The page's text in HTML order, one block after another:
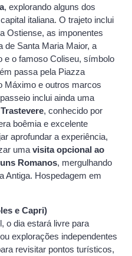
, explorando alguns dos
italiana. O trajeto inclui
Ostiense, as imponentes
de Santa Maria Maior, a
e o famoso Coliseu, símbolo
passa pela Piazza
Máximo e outros marcos
inclui ainda uma
Trastevere, conhecido por
boêmia e excelente
aprofundar a experiência,
uma visita opcional ao
Romanos, mergulhando
Antiga. Hospedagem em
e Capri)
o dia estará livre para
explorações independentes
revisitar pontos turísticos,